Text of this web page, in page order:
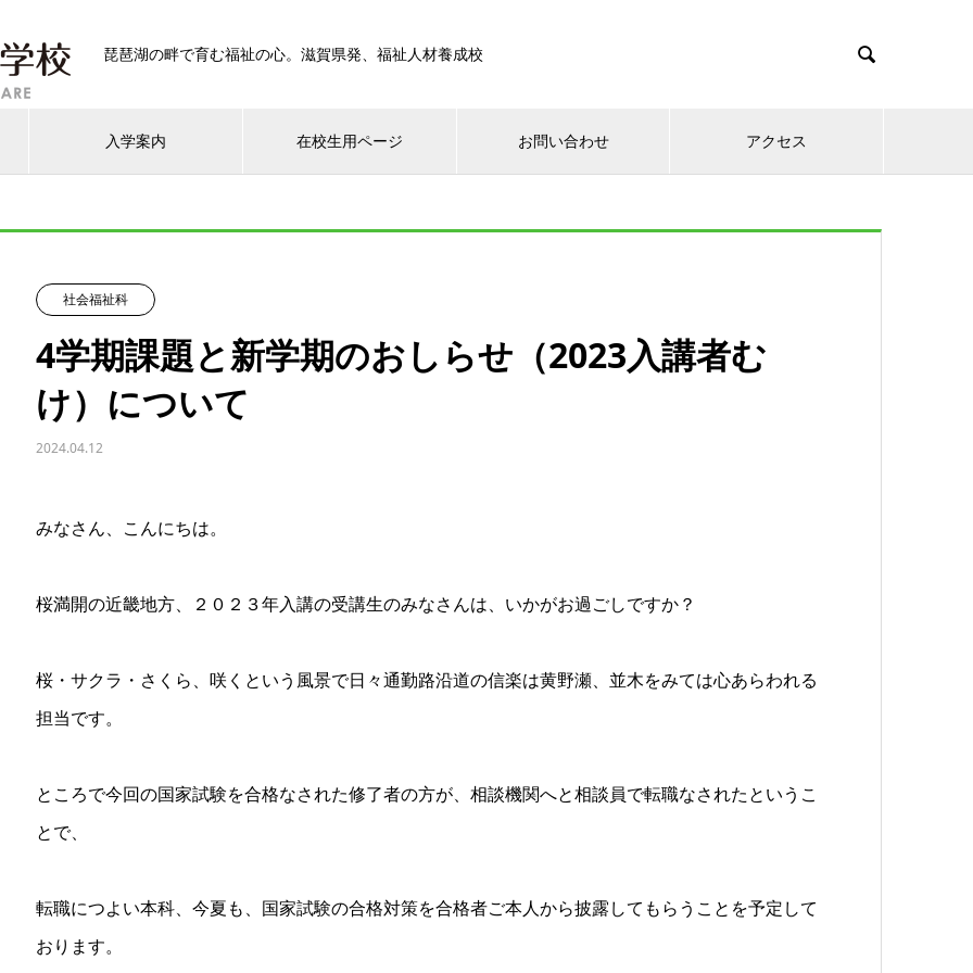
琵琶湖の畔で育む福祉の心。滋賀県発、福祉人材養成校 
入学案内 在校生用ページ お問い合わせ アクセス
社会福祉科
4学期課題と新学期のおしらせ（2023入講者む
け）について
2024.04.12
みなさん、こんにちは。
桜満開の近畿地方、２０２３年入講の受講生のみなさんは、いかがお過ごしですか？
桜・サクラ・さくら、咲くという風景で日々通勤路沿道の信楽は黄野瀬、並木をみては心あらわれる
担当です。
ところで今回の国家試験を合格なされた修了者の方が、相談機関へと相談員で転職なされたというこ
とで、
転職につよい本科、今夏も、国家試験の合格対策を合格者ご本人から披露してもらうことを予定して
おります。